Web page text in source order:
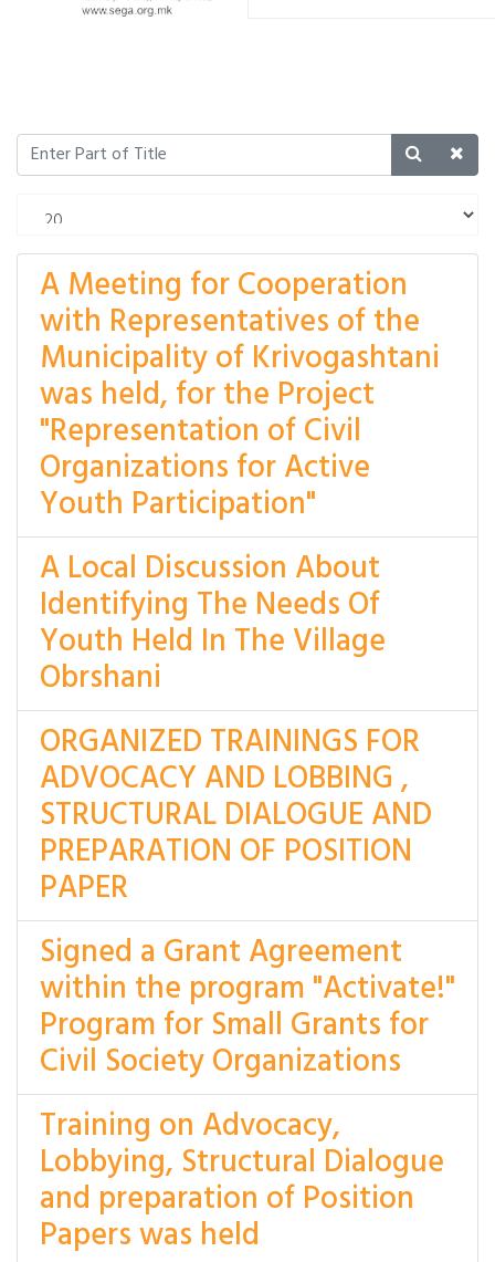
A Meeting for Cooperation
with Representatives of the
Municipality of Krivogashtani
was held, for the Project
"Representation of Civil
Organizations for Active
Youth Participation"
A Local Discussion About
Identifying The Needs Of
Youth Held In The Village
Obrshani
ORGANIZED TRAININGS FOR
ADVOCACY AND LOBBING ,
STRUCTURAL DIALOGUE AND
PREPARATION OF POSITION
PAPER
Signed a Grant Agreement
within the program "Activate!"
Program for Small Grants for
Civil Society Organizations
Training on Advocacy,
Lobbying, Structural Dialogue
and preparation of Position
Papers was held